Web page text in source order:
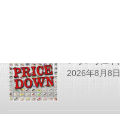
2026年8月8日